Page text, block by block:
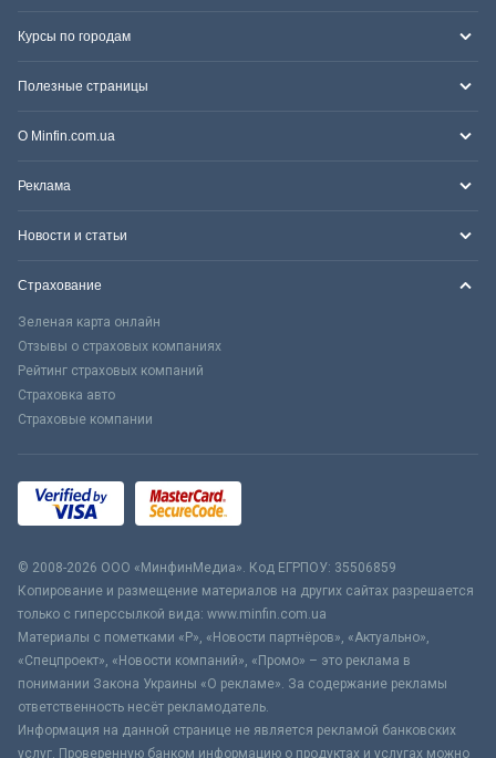
Курсы по городам
Полезные страницы
О Minfin.com.ua
Реклама
Новости и статьи
Страхование
Зеленая карта онлайн
Отзывы о страховых компаниях
Рейтинг страховых компаний
Страховка авто
Страховые компании
© 2008-2026 ООО «МинфинМедиа». Код ЕГРПОУ: 35506859
Копирование и размещение материалов на других сайтах разрешается
только с гиперссылкой вида: www.minfin.com.ua
Материалы с пометками «Р», «Новости партнёров», «Актуально»,
«Спецпроект», «Новости компаний», «Промо» – это реклама в
понимании Закона Украины «О рекламе». За содержание рекламы
ответственность несёт рекламодатель.
Информация на данной странице не является рекламой банковских
услуг. Проверенную банком информацию о продуктах и услугах можно